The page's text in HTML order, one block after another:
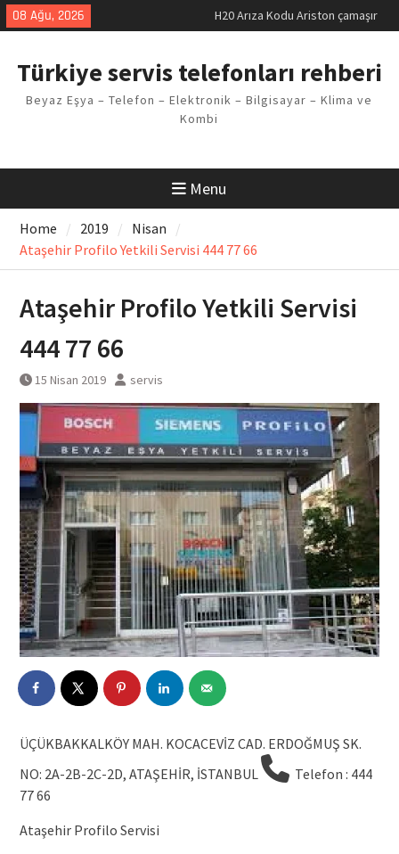
Skip
to
08 Ağu, 2026
H20 Arıza Kodu Ariston çamaşır
makinesi Sorunu
Arçelik buzdolabı F5 Hatası
Vaillant çamaşır makinesi E03
Arıza Kodu
Türkiye servis telefonları rehberi
Beyaz Eşya – Telefon – Elektronik – Bilgisayar – Klima ve
Kombi
Menu
Home 2019
Nisan
Ataşehir Profilo Yetkili Servisi 444 77 66
Ataşehir Profilo Yetkili Servisi
444 77 66
15 Nisan 2019 servis
ÜÇÜKBAKKALKÖY MAH. KOCACEVİZ CAD. ERDOĞMUŞ SK.
NO: 2A-2B-2C-2D, ATAŞEHİR, İSTANBUL
Telefon : 444
77 66
Ataşehir Profilo Servisi